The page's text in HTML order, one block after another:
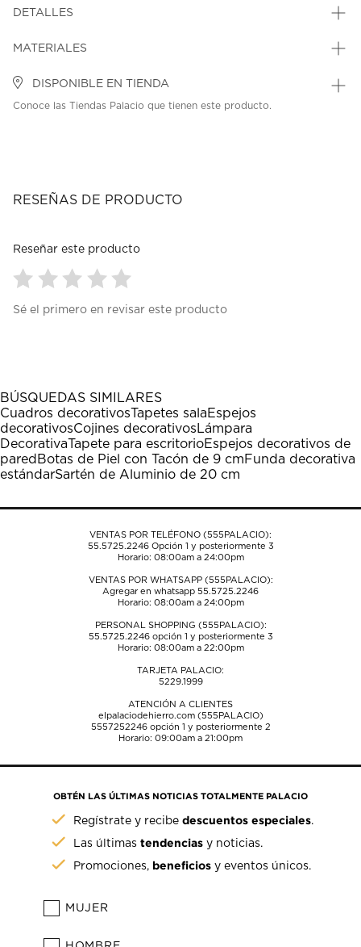
DETALLES
MATERIALES
DISPONIBLE EN TIENDA
Conoce las Tiendas Palacio que tienen este producto.
RESEÑAS DE PRODUCTO
Reseñar este producto
para
1
estrella
Esta
acción
abrirá
el
formulario
envío.
para
estrellas.
Esta
acción
abrirá
el
formulario
envío.
para
estrellas.
Esta
acción
abrirá
el
formulario
envío.
para
estrellas.
Esta
acción
abrirá
el
formulario
envío.
para
estrellas.
Esta
acción
abrirá
el
formulario
envío.
Sé el primero en revisar este producto
BÚSQUEDAS SIMILARES
Cuadros decorativosTapetes salaEspejos
decorativosCojines decorativos Lámpara
DecorativaTapete para escritorioEspejos decorativos de
pared Botas de Piel con Tacón de 9 cmFunda decorativa
estándarSartén de Aluminio de 20 cm
VENTAS POR TELÉFONO (555PALACIO):
55.5725.2246Opción 1 y posteriormente 3
Horario: 08:00am a 24:00pm
VENTAS POR WHATSAPP (555PALACIO):
Agregar en whatsapp 55.5725.2246
Horario: 08:00am a 24:00pm
PERSONAL SHOPPING (555PALACIO):
55.5725.2246opción 1 y posteriormente 3
Horario: 08:00am a 22:00pm
TARJETA PALACIO:
5229.1999
ATENCIÓN A CLIENTES
elpalaciodehierro.com (555PALACIO)
5557252246opción 1 y posteriormente 2
Horario: 09:00am a 21:00pm
OBTÉN LAS ÚLTIMAS NOTICIAS TOTALMENTE PALACIO
Regístrate y recibedescuentos especiales.
Las últimastendencias y noticias.
Promociones, beneficios y eventos únicos.
MUJER